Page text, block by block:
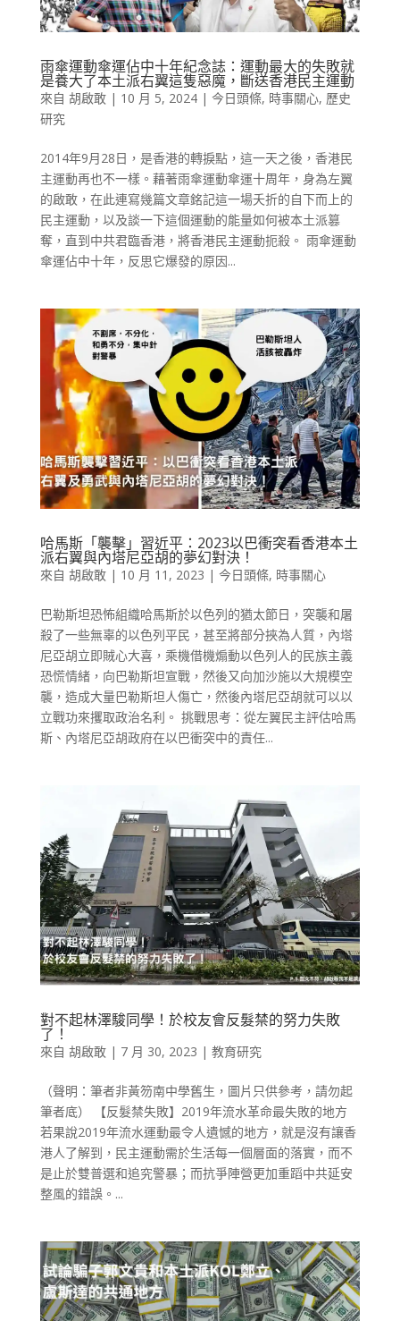
雨傘運動傘運佔中十年紀念誌：運動最大的失敗就
是養大了本土派右翼這隻惡魔，斷送香港民主運動
來自 胡啟敢| 10 月 5, 2024| 今日頭條, 時事關心, 歷史
研究
2014年9月28日，是香港的轉捩點，這一天之後，香港民
主運動再也不一樣。藉著雨傘運動傘運十周年，身為左翼
的啟敢，在此連寫幾篇文章銘記這一場夭折的自下而上的
民主運動，以及談一下這個運動的能量如何被本土派篡
奪，直到中共君臨香港，將香港民主運動扼殺。 雨傘運動
傘運佔中十年，反思它爆發的原因...
哈馬斯「襲擊」習近平：2023以巴衝突看香港本土
派右翼與內塔尼亞胡的夢幻對決！
來自 胡啟敢| 10 月 11, 2023 | 今日頭條, 時事關心
巴勒斯坦恐怖組織哈馬斯於以色列的猶太節日，突襲和屠
殺了一些無辜的以色列平民，甚至將部分挾為人質，內塔
尼亞胡立即賊心大喜，乘機借機煽動以色列人的民族主義
恐慌情緒，向巴勒斯坦宣戰，然後又向加沙施以大規模空
襲，造成大量巴勒斯坦人傷亡，然後內塔尼亞胡就可以以
立戰功來攫取政治名利。 挑戰思考：從左翼民主評估哈馬
斯、內塔尼亞胡政府在以巴衝突中的責任...
對不起林澤駿同學！於校友會反髮禁的努力失敗
了！
來自 胡啟敢| 7 月 30, 2023 | 教育研究
（聲明：筆者非黃笏南中學舊生，圖片只供參考，請勿起
筆者底） 【反髮禁失敗】2019年流水革命最失敗的地方
若果說2019年流水運動最令人遺憾的地方，就是沒有讓香
港人了解到，民主運動需於生活每一個層面的落實，而不
是止於雙普選和追究警暴；而抗爭陣營更加重蹈中共延安
整風的錯誤。...